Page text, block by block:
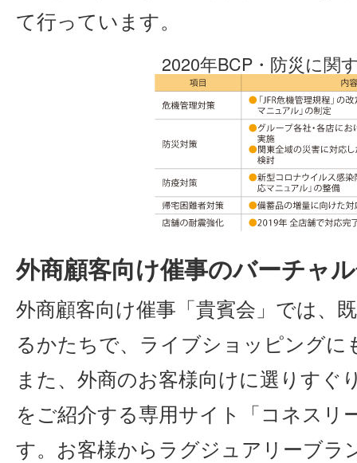
て行っています。
2020年BCP・防災に関
外商顧客向け催事のバーチャ
外商顧客向け催事「貴賓会」では、
るかたちで、ライブショッピングに
また、外商のお客様向けに選りすぐ
をご紹介する専用サイト「コネスリ
す。お客様からラグジュアリーブラ